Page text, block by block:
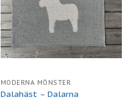
MODERNA MÖNSTER
Dalahäst – Dalarna